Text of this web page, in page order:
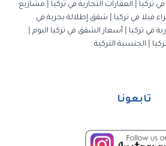
تركيا العقارات التجارية في تركيا
مشاريع
فيلا في تركيا
شقق إطلالة بحرية في
في تركيا أسعار الشقق في تركيا اليوم
الجنسية التركية
تابعونا